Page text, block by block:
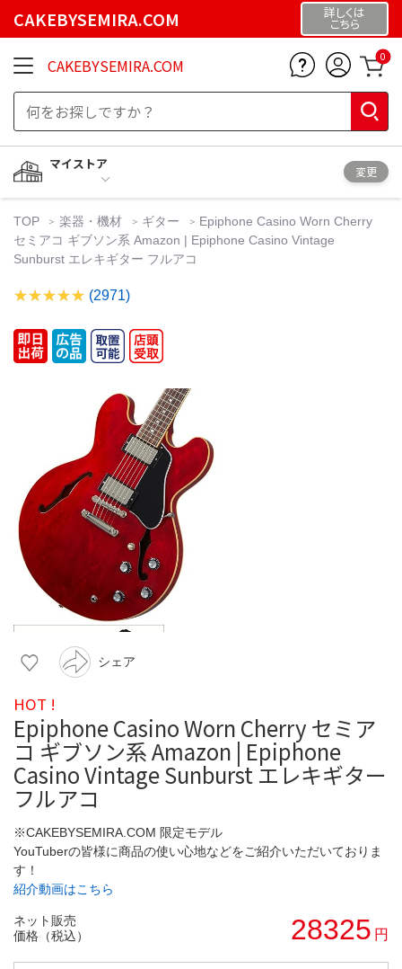
CAKEBYSEMIRA.COM 詳しくは
こちら
CAKEBYSEMIRA.COM 0
マイストア
変更
TOP 楽器・機材 ギター
Epiphone Casino Worn Cherry
セミアコ ギブソン系 Amazon | Epiphone Casino Vintage
Sunburst エレキギター フルアコ
(2971)
シェア
HOT !
Epiphone Casino Worn Cherry セミア
コ ギブソン系 Amazon | Epiphone
Casino Vintage Sunburst エレキギター
フルアコ
※CAKEBYSEMIRA.COM 限定モデル
YouTuberの皆様に商品の使い心地などをご紹介いただいておりま
す！
紹介動画はこちら
ネット販売
価格（税込）
28325 円